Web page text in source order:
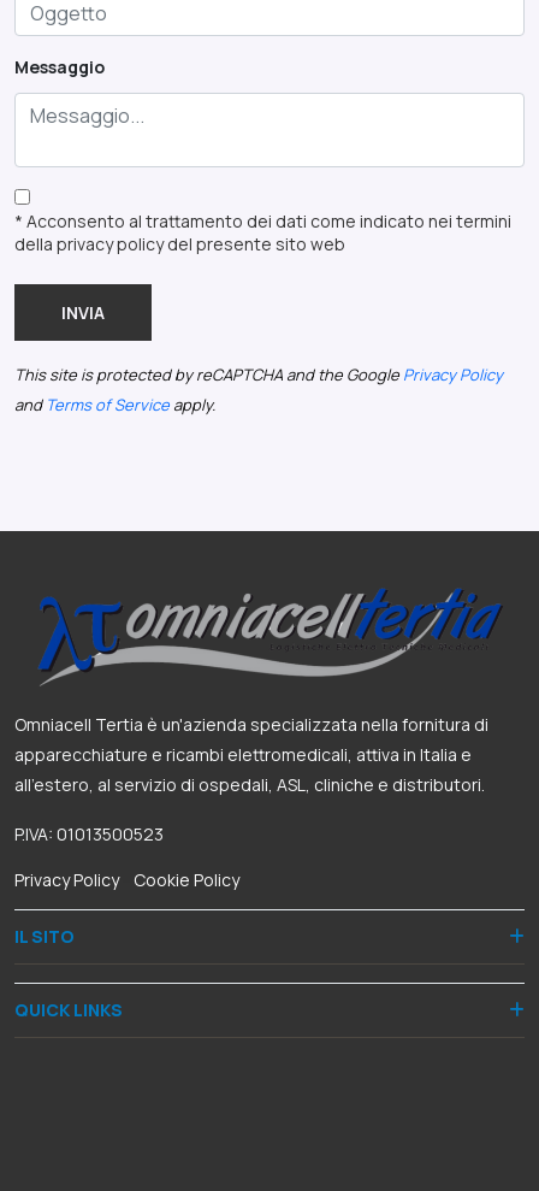
Messaggio
* Acconsento al trattamento dei dati come indicato nei termini
della privacy policy del presente sito web
INVIA
This site is protected by reCAPTCHA and the Google Privacy Policy
and Terms of Service apply.
Omniacell Tertia è un'azienda specializzata nella fornitura di
apparecchiature e ricambi elettromedicali, attiva in Italia e
all’estero, al servizio di ospedali, ASL, cliniche e distributori.
P.IVA: 01013500523
Privacy Policy- Cookie Policy
IL SITO
QUICK LINKS